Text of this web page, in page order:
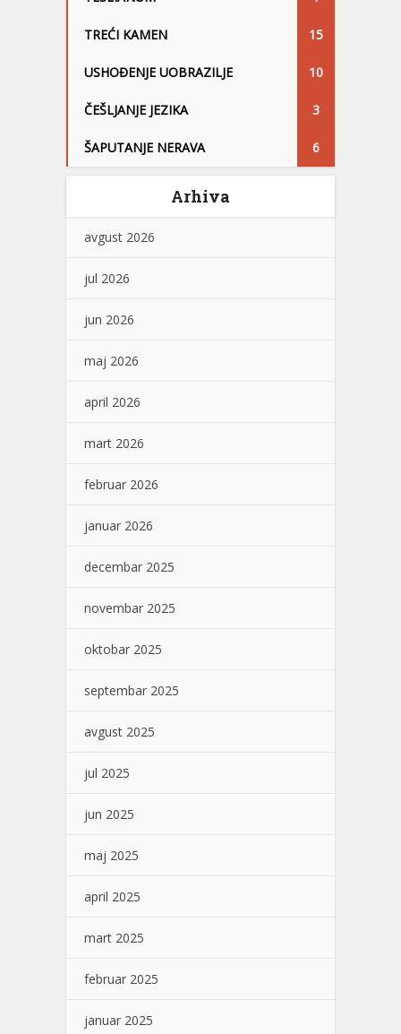
TREĆI KAMEN 15
USHOĐENJE UOBRAZILJE 10
ČEŠLJANJE JEZIKA 3
ŠAPUTANJE NERAVA 6
Arhiva
avgust 2026
jul 2026
jun 2026
maj 2026
april 2026
mart 2026
februar 2026
januar 2026
decembar 2025
novembar 2025
oktobar 2025
septembar 2025
avgust 2025
jul 2025
jun 2025
maj 2025
april 2025
mart 2025
februar 2025
januar 2025